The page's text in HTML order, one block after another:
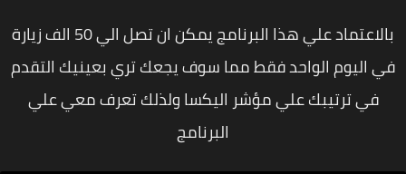
بالاعتماد علي هذا البرنامج يمكن ان تصل الي 50 الف زيارة
اليوم الواحد فقط مما سوف يجعك تري بعينيك التقدم
في ترتيبك علي مؤشر اليكسا ولذلك تعرف معي علي
البرنامج